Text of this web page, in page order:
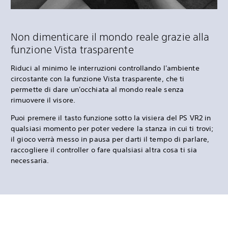
Non dimenticare il mondo reale grazie alla
funzione Vista trasparente
Riduci al minimo le interruzioni controllando l'ambiente
circostante con la funzione Vista trasparente, che ti
permette di dare un'occhiata al mondo reale senza
rimuovere il visore.
Puoi premere il tasto funzione sotto la visiera del PS VR2 in
qualsiasi momento per poter vedere la stanza in cui ti trovi;
il gioco verrà messo in pausa per darti il tempo di parlare,
raccogliere il controller o fare qualsiasi altra cosa ti sia
necessaria.